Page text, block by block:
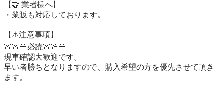
【🤝 業者様へ】
・業販も対応しております。
【⚠️注意事項】
🚨🚨🚨必読🚨🚨🚨
現車確認大歓迎です。
早い者勝ちとなりますので、購入希望の方を優先させて頂き
ます。